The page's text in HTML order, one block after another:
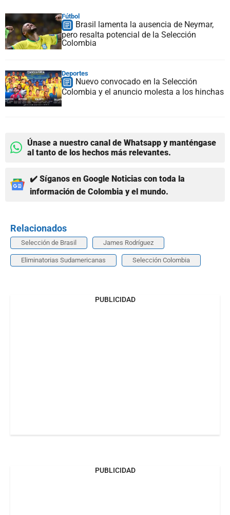
Fútbol
Brasil lamenta la ausencia de Neymar,
pero resalta potencial de la Selección
Colombia
Deportes
Nuevo convocado en la Selección
Colombia y el anuncio molesta a los hinchas
Únase a nuestro canal de Whatsapp y manténgase
al tanto de los hechos más relevantes.
✔️ Síganos en Google Noticias con toda la
información de Colombia y el mundo.
Relacionados
Selección de Brasil James Rodríguez
Eliminatorias Sudamericanas Selección Colombia
PUBLICIDAD
PUBLICIDAD